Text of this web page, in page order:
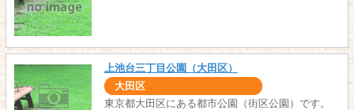
上池台三丁目公園（大田区）
大田区
東京都大田区にある都市公園（街区公園）です。